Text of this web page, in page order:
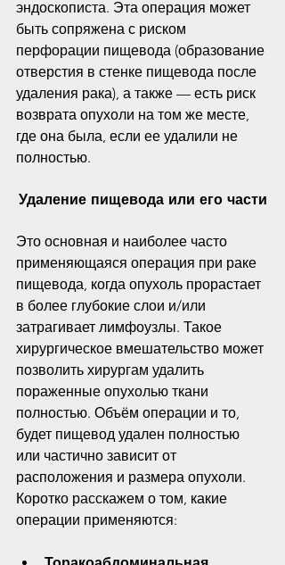
эндоскописта. Эта операция может
быть сопряжена с риском
перфорации пищевода (образование
отверстия в стенке пищевода после
удаления рака), а также — есть риск
возврата опухоли на том же месте,
где она была, если ее удалили не
полностью.
Удаление пищевода или его части
Это основная и наиболее часто
применяющаяся операция при раке
пищевода, когда опухоль прорастает
в более глубокие слои и/или
затрагивает лимфоузлы. Такое
хирургическое вмешательство может
позволить хирургам удалить
пораженные опухолью ткани
полностью. Объём операции и то,
будет пищевод удален полностью
или частично зависит от
расположения и размера опухоли.
Коротко расскажем о том, какие
операции применяются: